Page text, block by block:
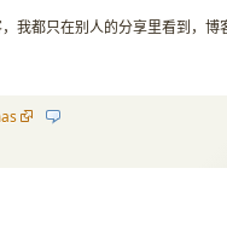
我都只在别人的分享里看到，博